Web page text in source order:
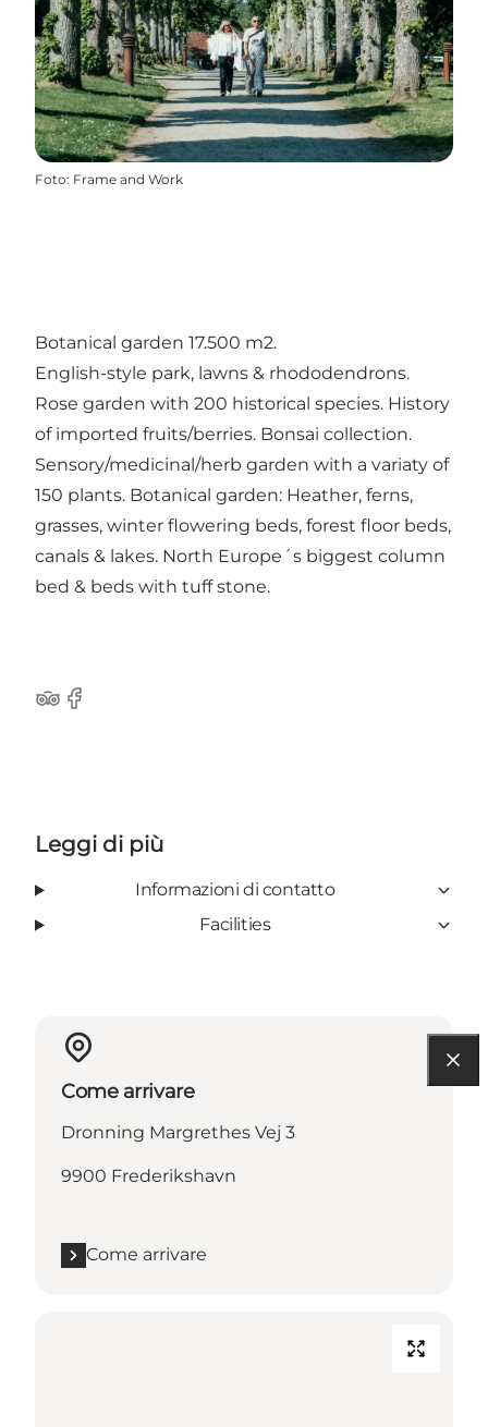
Foto: Frame and Work
Botanical garden 17.500 m2.
English-style park, lawns & rhododendrons.
Rose garden with 200 historical species. History
of imported fruits/berries. Bonsai collection.
Sensory/medicinal/herb garden with a variaty of
150 plants. Botanical garden: Heather, ferns,
grasses, winter flowering beds, forest floor beds,
canals & lakes. North Europe´s biggest column
bed & beds with tuff stone.
Tripadvisor
Facebook
Leggi di più
Informazioni di contatto
Facilities
Come arrivare
Dronning Margrethes Vej 3
9900 Frederikshavn
Come arrivare